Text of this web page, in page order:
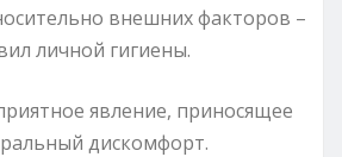
внешних факторов –
личной гигиены.
явление, приносящее
дискомфорт.